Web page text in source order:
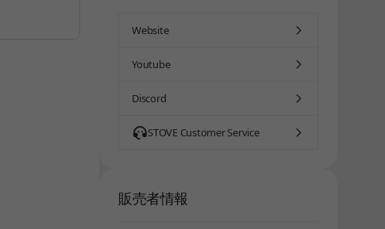
Website
Youtube
Discord
STOVE Customer Service
販売者情報